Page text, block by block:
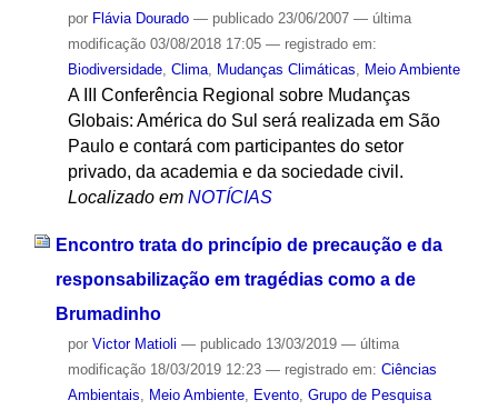
por Flávia Dourado — publicado23/06/2007 — última
modificação03/08/2018 17:05 — registrado em:
Biodiversidade, Clima, Mudanças Climáticas, Meio Ambiente
A III Conferência Regional sobre Mudanças
Globais: América do Sul será realizada em São
Paulo e contará com participantes do setor
privado, da academia e da sociedade civil.
Localizado em NOTÍCIAS
Encontro trata do princípio de precaução e da
responsabilização em tragédias como a de
Brumadinho
por Victor Matioli — publicado13/03/2019 — última
modificação18/03/2019 12:23 — registrado em: Ciências
Ambientais
Meio Ambiente, Evento, Grupo de Pesquisa